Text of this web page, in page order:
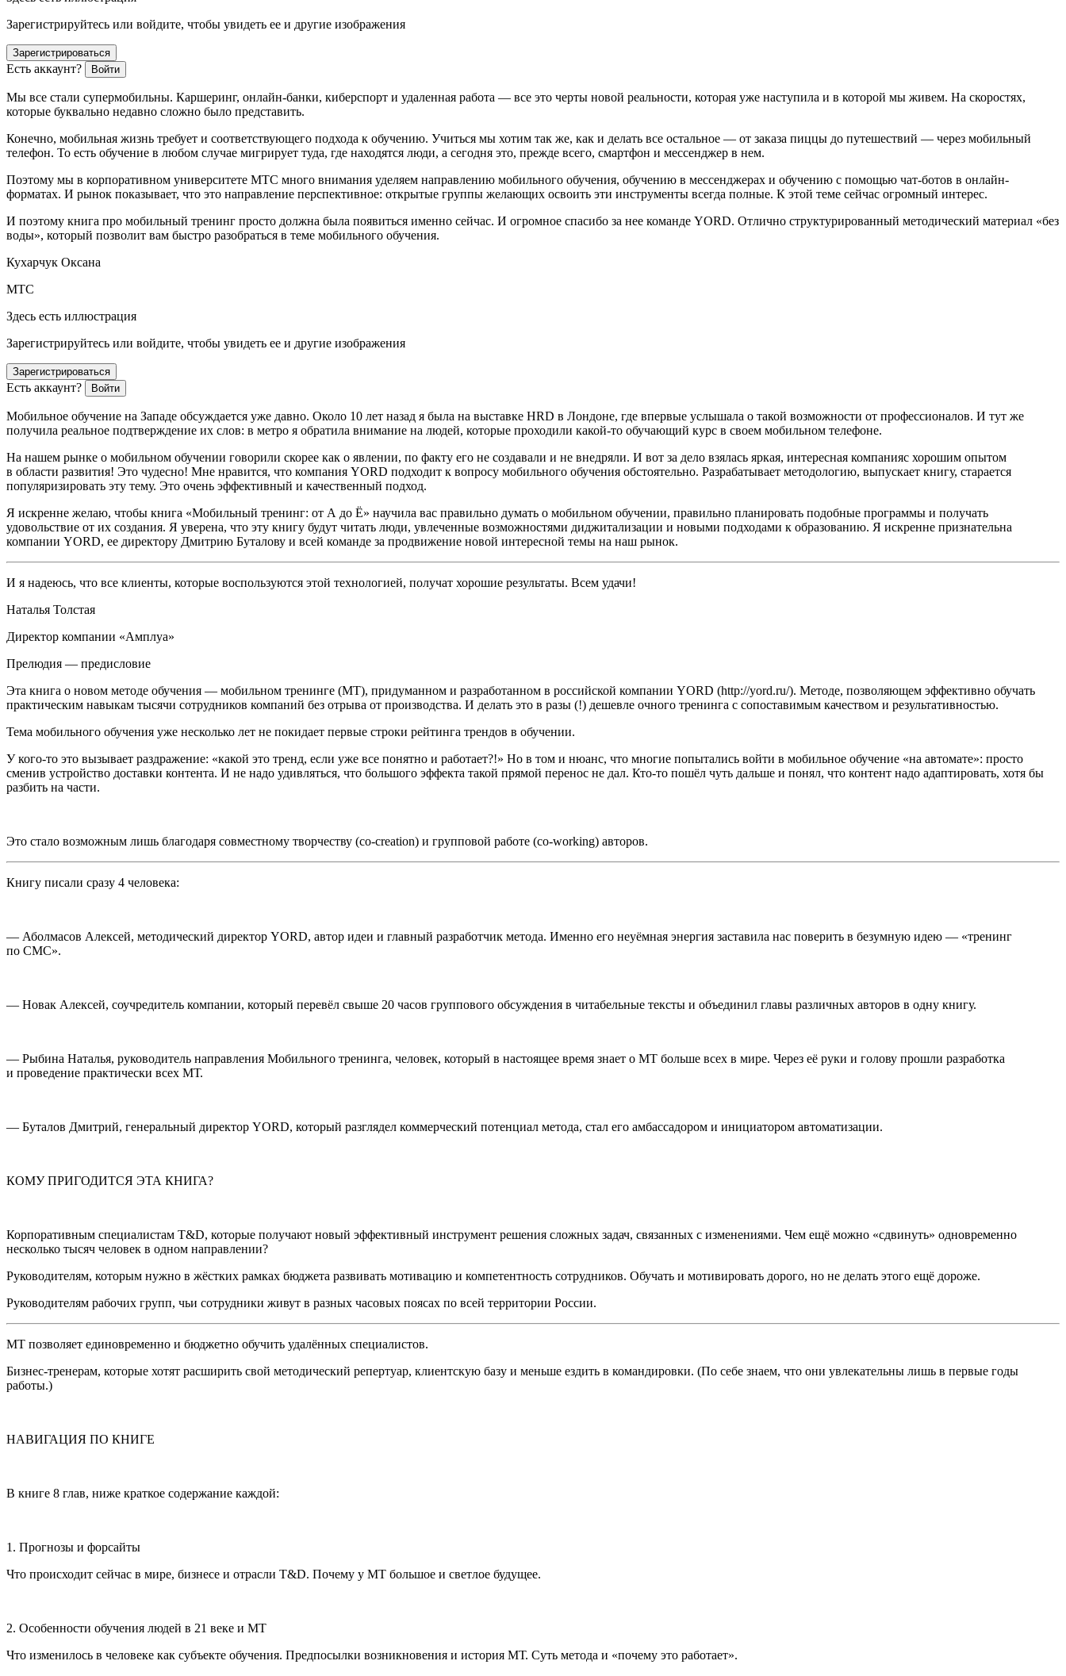
Зарегистрируйтесь или войдите, чтобы увидеть ее и другие изображения
Зарегистрироваться
Есть аккаунт? Войти
Мы все стали супермобильны. Каршеринг, онлайн-банки, киберспорт и удаленная работа — все это черты новой реальности, которая уже наступила и в которой мы живем. На скоростях,
которые буквально недавно сложно было представить.
Конечно, мобильная жизнь требует и соответствующего подхода к обучению. Учиться мы хотим так же, как и делать все остальное — от заказа пиццы до путешествий — через мобильный
телефон. То есть обучение в любом случае мигрирует туда, где находятся люди, а сегодня это, прежде всего, смартфон и мессенджер в нем.
Поэтому мы в корпоративном университете МТС много внимания уделяем направлению мобильного обучения, обучению в мессенджерах и обучению с помощью чат-ботов в онлайн-
форматах. И рынок показывает, что это направление перспективное: открытые группы желающих освоить эти инструменты всегда полные. К этой теме сейчас огромный интерес.
И поэтому книга про мобильный тренинг просто должна была появиться именно сейчас. И огромное спасибо за нее команде YORD. Отлично структурированный методический материал «без
воды», который позволит вам быстро разобраться в теме мобильного обучения.
Кухарчук Оксана
МТС
Здесь есть иллюстрация
Зарегистрируйтесь или войдите, чтобы увидеть ее и другие изображения
Зарегистрироваться
Есть аккаунт? Войти
Мобильное обучение на Западе обсуждается уже давно. Около 10 лет назад я была на выставке HRD в Лондоне, где впервые услышала о такой возможности от профессионалов. И тут же
получила реальное подтверждение их слов: в метро я обратила внимание на людей, которые проходили какой-то обучающий курс в своем мобильном телефоне.
На нашем рынке о мобильном обучении говорили скорее как о явлении, по факту его не создавали и не внедряли. И вот за дело взялась яркая, интересная компанияс хорошим опытом
в области развития! Это чудесно! Мне нравится, что компания YORD подходит к вопросу мобильного обучения обстоятельно. Разрабатывает методологию, выпускает книгу, старается
популяризировать эту тему. Это очень эффективный и качественный подход.
Я искренне желаю, чтобы книга «Мобильный тренинг: от А до Ё» научила вас правильно думать о мобильном обучении, правильно планировать подобные программы и получать
удовольствие от их создания. Я уверена, что эту книгу будут читать люди, увлеченные возможностями диджитализации и новыми подходами к образованию. Я искренне признательна
компании YORD, ее директору Дмитрию Буталову и всей команде за продвижение новой интересной темы на наш рынок.
И я надеюсь, что все клиенты, которые воспользуются этой технологией, получат хорошие результаты. Всем удачи!
Наталья Толстая
Директор компании «Амплуа»
Прелюдия — предисловие
Эта книга о новом методе обучения — мобильном тренинге (МТ), придуманном и разработанном в российской компании YORD (http://yord.ru/). Методе, позволяющем эффективно обучать
практическим навыкам тысячи сотрудников компаний без отрыва от производства. И делать это в разы (!) дешевле очного тренинга с сопоставимым качеством и результативностью.
Тема мобильного обучения уже несколько лет не покидает первые строки рейтинга трендов в обучении.
У кого-то это вызывает раздражение: «какой это тренд, если уже все понятно и работает?!» Но в том и нюанс, что многие попытались войти в мобильное обучение «на автомате»: просто
сменив устройство доставки контента. И не надо удивляться, что большого эффекта такой прямой перенос не дал. Кто-то пошёл чуть дальше и понял, что контент надо адаптировать, хотя бы
разбить на части.
Это стало возможным лишь благодаря совместному творчеству (co-creation) и групповой работе (co-working) авторов.
Книгу писали сразу 4 человека:
— Аболмасов Алексей, методический директор YORD, автор идеи и главный разработчик метода. Именно его неуёмная энергия заставила нас поверить в безумную идею — «тренинг
по СМС».
— Новак Алексей, соучредитель компании, который перевёл свыше 20 часов группового обсуждения в читабельные тексты и объединил главы различных авторов в одну книгу.
— Рыбина Наталья, руководитель направления Мобильного тренинга, человек, который в настоящее время знает о МТ больше всех в мире. Через её руки и голову прошли разработка
и проведение практически всех МТ.
— Буталов Дмитрий, генеральный директор YORD, который разглядел коммерческий потенциал метода, стал его амбассадором и инициатором автоматизации.
КОМУ ПРИГОДИТСЯ ЭТА КНИГА?
Корпоративным специалистам T&D, которые получают новый эффективный инструмент решения сложных задач, связанных с изменениями. Чем ещё можно «сдвинуть» одновременно
несколько тысяч человек в одном направлении?
Руководителям, которым нужно в жёстких рамках бюджета развивать мотивацию и компетентность сотрудников. Обучать и мотивировать дорого, но не делать этого ещё дороже.
Руководителям рабочих групп, чьи сотрудники живут в разных часовых поясах по всей территории России.
МТ позволяет единовременно и бюджетно обучить удалённых специалистов.
Бизнес-тренерам, которые хотят расширить свой методический репертуар, клиентскую базу и меньше ездить в командировки. (По себе знаем, что они увлекательны лишь в первые годы
работы.)
НАВИГАЦИЯ ПО КНИГЕ
В книге 8 глав, ниже краткое содержание каждой:
1. Прогнозы и форсайты
Что происходит сейчас в мире, бизнесе и отрасли T&D. Почему у МТ большое и светлое будущее.
2. Особенности обучения людей в 21 веке и МТ
Что изменилось в человеке как субъекте обучения. Предпосылки возникновения и история МТ. Суть метода и «почему это работает».